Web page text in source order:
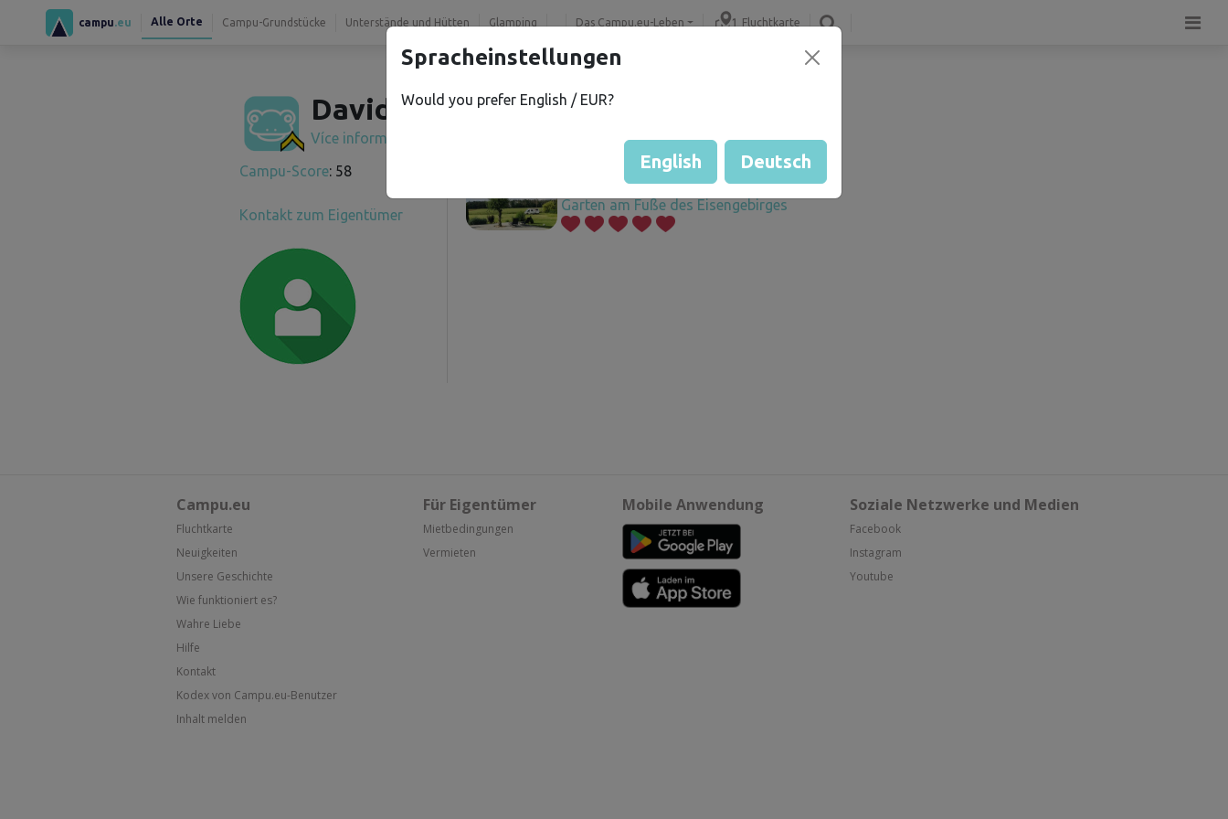
campu .eu Alle Orte Campu-Grundstücke Unterstände und Hütten Glamping Das Campu.eu-Leben Fluchtkarte
David H.
Více informací
Campu-Score: 58
Kontakt zum Eigentümer
Garten am Fuße des Eisengebirges
Campu.eu
Fluchtkarte
Neuigkeiten
Unsere Geschichte
Wie funktioniert es?
Wahre Liebe
Hilfe
Kontakt
Kodex von Campu.eu-Benutzer
Inhalt melden
Für Eigentümer
Mietbedingungen
Vermieten
Mobile Anwendung Soziale Netzwerke und Medien
Facebook
Instagram
Youtube
Spracheinstellungen
Would you prefer English / EUR?
English Deutsch